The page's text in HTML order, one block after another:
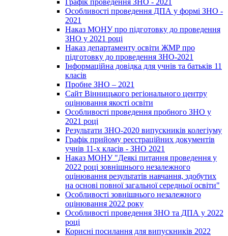
Особливості проведення ДПА у формі ЗНО -
2021
Наказ МОНУ про підготовку до проведення
ЗНО у 2021 році
Наказ департаменту освіти ЖМР про
підготовку до проведення ЗНО-2021
Інформаційна довідка для учнів та батьків 11
класів
Пробне ЗНО – 2021
Сайт Вінницького регіонального центру
оцінювання якості освіти
Особливості проведення пробного ЗНО у
2021 році
Результати ЗНО-2020 випускників колегіуму
Графік прийому реєстраційних документів
учнів 11-х класів - ЗНО 2021
Наказ МОНУ "Деякі питання проведення у
2022 році зовнішнього незалежного
оцінювання результатів навчання, здобутих
на основі повної загальної середньої освіти"
Особливості зовнішнього незалежного
оцінювання 2022 року
Особливості проведення ЗНО та ДПА у 2022
році
Корисні посилання для випускників 2022